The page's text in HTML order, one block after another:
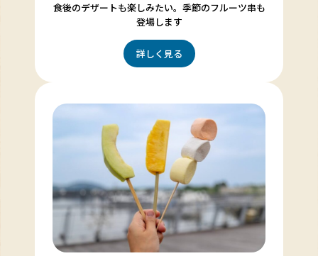
食後のデザートも楽しみたい。季節のフルーツ串も
登場します
詳しく見る